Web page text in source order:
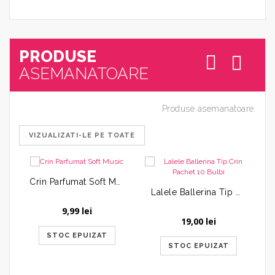
PRODUSE
ASEMANATOARE
Produse asemanatoare:
VIZUALIZATI-LE PE TOATE
9,99 lei
STOC EPUIZAT
19,00 lei
STOC EPUIZAT